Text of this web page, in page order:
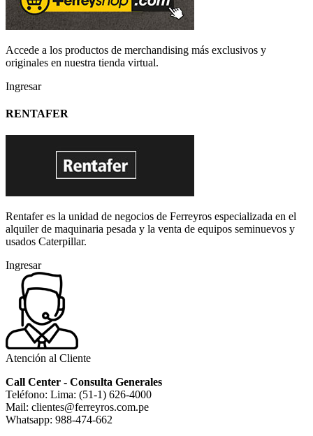
Accede a los productos de merchandising más exclusivos y
originales en nuestra tienda virtual.
Ingresar
RENTAFER
Rentafer es la unidad de negocios de Ferreyros especializada en el
alquiler de maquinaria pesada y la venta de equipos seminuevos y
usados Caterpillar.
Ingresar
Atención al Cliente
Call Center - Consulta Generales
Teléfono: Lima: (51-1) 626-4000
Mail: clientes@ferreyros.com.pe
Whatsapp: 988-474-662